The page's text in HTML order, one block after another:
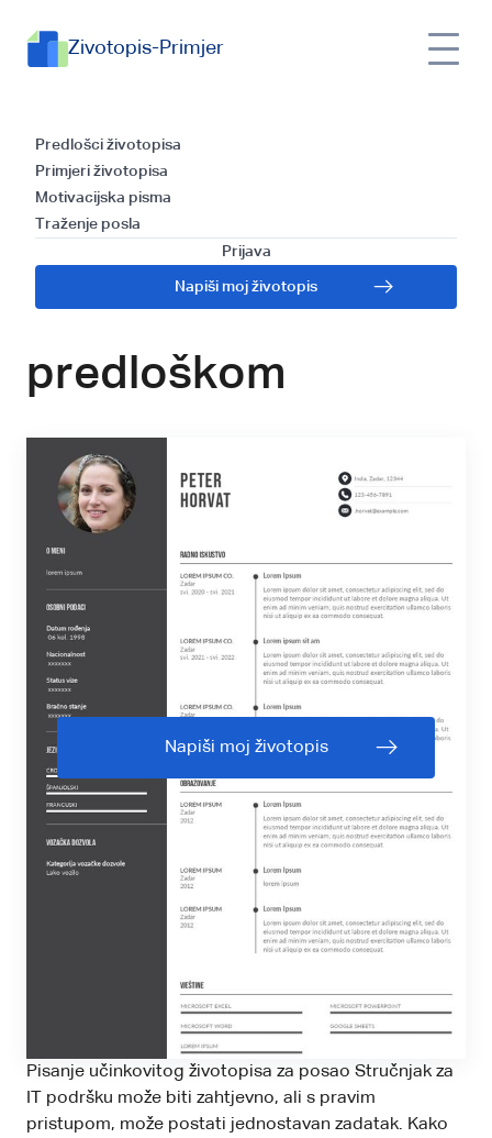
Zivotopis-Primjer
Predlošci životopisa
Primjeri životopisa
Motivacijska pisma
Traženje posla
Prijava
Napiši moj životopis
Kako napisati
učinkovit životopis
za Stručnjak za IT
podršku - Vodič s
predloškom
Napiši moj životopis
Pisanje učinkovitog životopisa za posao Stručnjak za
IT podršku može biti zahtjevno, ali s pravim
pristupom, može postati jednostavan zadatak. Kako